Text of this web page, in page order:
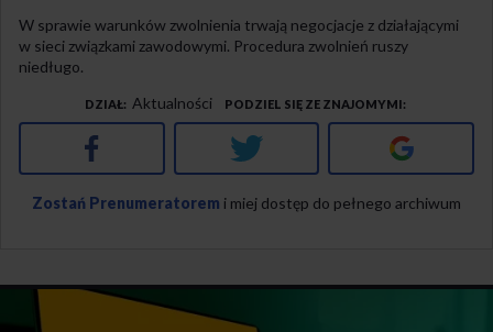
W sprawie warunków zwolnienia trwają negocjacje z działającymi
w sieci związkami zawodowymi. Procedura zwolnień ruszy
niedługo.
DZIAŁ Aktualności PODZIEL SIĘ ZE ZNAJOMYMI
Facebook Twitter Google+
Zostań Prenumeratorem i miej dostęp do pełnego archiwum